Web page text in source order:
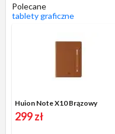
Polecane
tablety graficzne
Huion Note X10 Brązowy
299 zł